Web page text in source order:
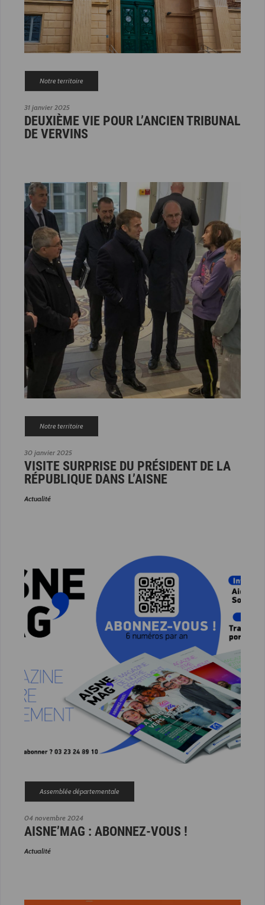
31 janvier 2025
Notre territoire
DEUXIÈME VIE POUR L’ANCIEN TRIBUNAL
DE VERVINS
30 janvier 2025
Notre territoire
VISITE SURPRISE DU PRÉSIDENT DE LA
RÉPUBLIQUE DANS L’AISNE
Actualité
04 novembre 2024
Assemblée départementale
AISNE’MAG : ABONNEZ-VOUS !
Actualité